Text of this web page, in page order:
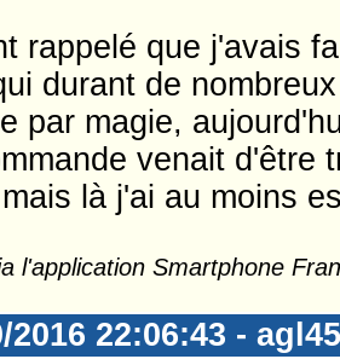
rappelé que j'avais
durant de
par magie,
venait d'être
là j'ai au moins
l'application Smartphone
2016 22:06:43 - agl45